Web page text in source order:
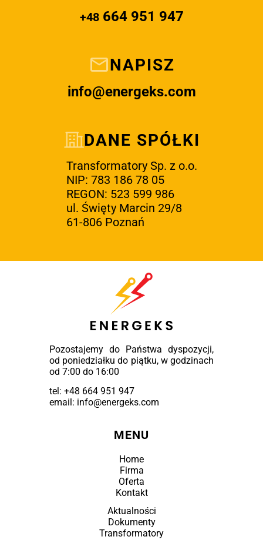
+48664 951 947
NAPISZ
info@energeks.com
DANE SPÓŁKI
Transformatory Sp. z o.o.
NIP: 783 186 78 05
REGON: 523 599 986
ul. Święty Marcin 29/8
61-806 Poznań
Pozostajemy do Państwa dyspozycji,
od poniedziałku do piątku, w godzinach
od 7:00 do 16:00
tel: +48 664 951 947
email: info@energeks.com
MENU
Home
Firma
Oferta
Kontakt
Aktualności
Dokumenty
Transformatory